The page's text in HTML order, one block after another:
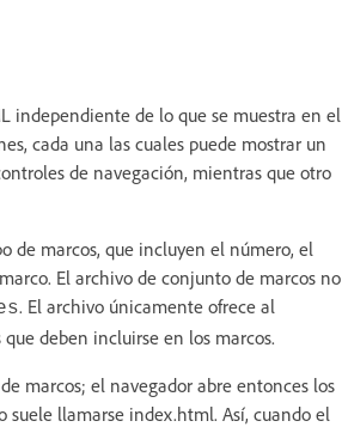
independiente de lo que se muestra en el
cada una las cuales puede mostrar un
de navegación, mientras que otro
de marcos, que incluyen el número, el
El archivo de conjunto de marcos no
. El archivo únicamente ofrece al
deben incluirse en los marcos.
marcos; el navegador abre entonces los
suele llamarse index.html. Así, cuando el